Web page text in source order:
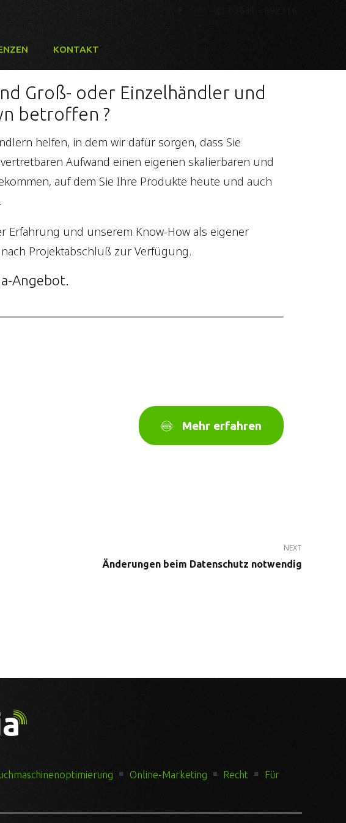
KONTAKT
Groß- oder Einzelhändler und
betroffen ?
helfen, in dem wir dafür sorgen, dass Sie
Aufwand einen eigenen skalierbaren und
auf dem Sie Ihre Produkte heute und auch
Erfahrung und unserem Know-How als eigener
Projektabschluß zur Verfügung.
Angebot.
Mehr erfahren
NEXT
Änderungen beim Datenschutz notwendig
Online-Marketing Recht
Für